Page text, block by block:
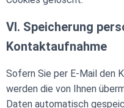
VI. Speicherung
Kontaktaufnahme
Sofern Sie per E-Mail den
werden die von Ihnen
Daten automatisch